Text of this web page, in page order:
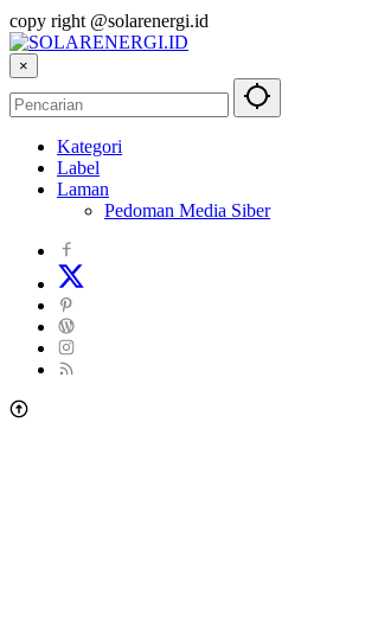
copy right @solarenergi.id
×
Kategori
Label
Laman
Pedoman Media Siber